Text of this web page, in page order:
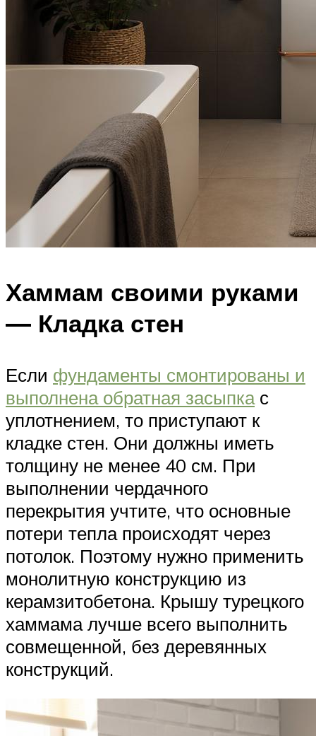
Хаммам своими руками
— Кладка стен
Если фундаменты смонтированы и
выполнена обратная засыпкас
уплотнением, то приступают к
кладке стен. Они должны иметь
толщину не менее 40 см. При
выполнении чердачного
перекрытия учтите, что основные
потери тепла происходят через
потолок. Поэтому нужно применить
монолитную конструкцию из
керамзитобетона. Крышу турецкого
хаммама лучше всего выполнить
совмещенной, без деревянных
конструкций.